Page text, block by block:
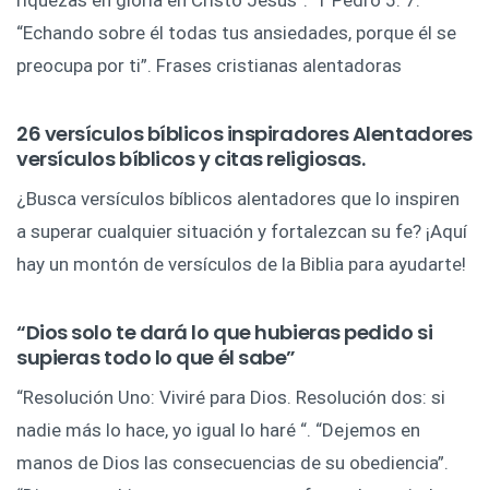
“Echando sobre él todas tus ansiedades, porque él se
preocupa por ti”. Frases cristianas alentadoras
26 versículos bíblicos inspiradores Alentadores
versículos bíblicos y citas religiosas.
¿Busca versículos bíblicos alentadores que lo inspiren
a superar cualquier situación y fortalezcan su fe? ¡Aquí
hay un montón de versículos de la Biblia para ayudarte!
“Dios solo te dará lo que hubieras pedido si
supieras todo lo que él sabe”
“Resolución Uno: Viviré para Dios. Resolución dos: si
nadie más lo hace, yo igual lo haré “. “Dejemos en
manos de Dios las consecuencias de su obediencia”.